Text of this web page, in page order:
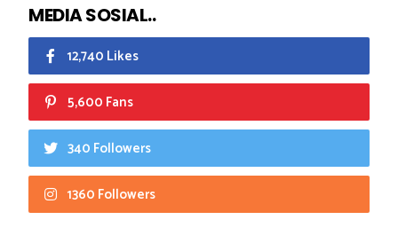
MEDIA SOSIAL..
12,740 Likes
5,600 Fans
340 Followers
1360 Followers